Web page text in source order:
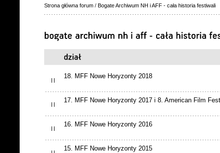
Strona główna forum / Bogate Archiwum NH i AFF - cała historia festiwali
18. MFF Nowe Horyzonty 2018
17. MFF Nowe Horyzonty 2017 i 8. American Film
16. MFF Nowe Horyzonty 2016
15. MFF Nowe Horyzonty 2015